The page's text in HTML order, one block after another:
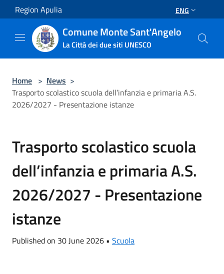
Salta al contenuto principale
Region Apulia ENG
Comune Monte Sant'Angelo
La Città dei due siti UNESCO
Home > News >
Trasporto scolastico scuola dell’infanzia e primaria A.S.
2026/2027 - Presentazione istanze
Trasporto scolastico scuola
dell’infanzia e primaria A.S.
2026/2027 - Presentazione
istanze
Published on 30 June 2026 • Scuola